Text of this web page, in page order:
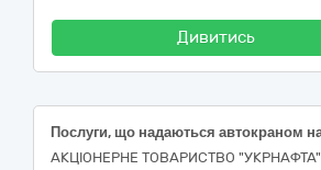
Дивитись
АКЦІОНЕРНЕ ТОВАРИСТВО "УКPНAФТА"